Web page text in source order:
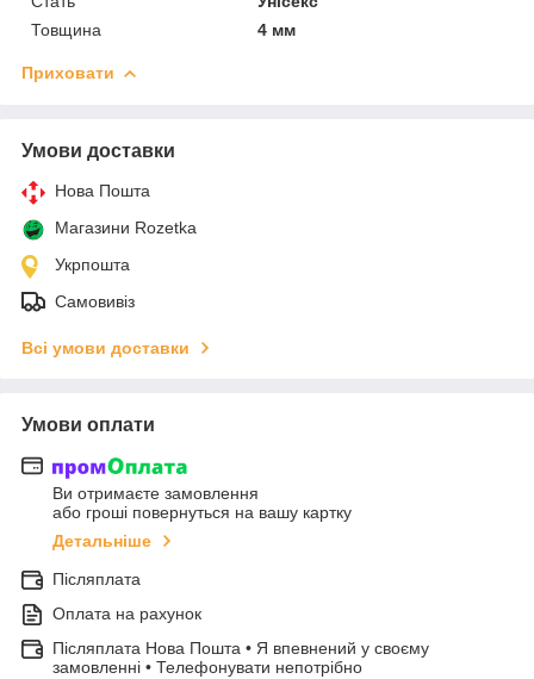
Товщина
4 мм
Приховати
Умови доставки
Нова Пошта
Магазини Rozetka
Укрпошта
Самовивіз
Всі умови доставки
Умови оплати
Ви отримаєте замовлення
або гроші повернуться на вашу картку
Детальніше
Післяплата
Оплата на рахунок
Післяплата Нова Пошта • Я впевнений у своєму
замовленні • Телефонувати непотрібно